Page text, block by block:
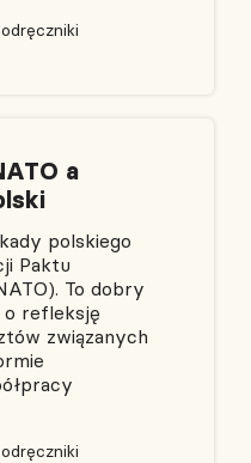
a
polskiego
Paktu
To dobry
o refleksję
związanych